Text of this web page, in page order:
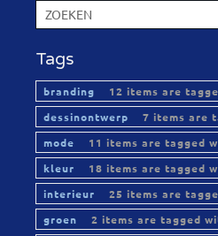
Tags
branding
12 items are
dessinontwerp
7 items are
mode
11 items are tagged
kleur
18 items are tagged
interieur
25 items are
groen
2 items are tagged